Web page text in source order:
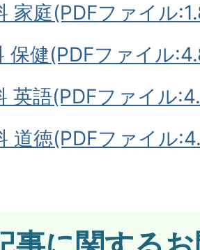
家庭(PDFファイル
保健(PDFファイル
英語(PDFファイル
道徳(PDFファイル